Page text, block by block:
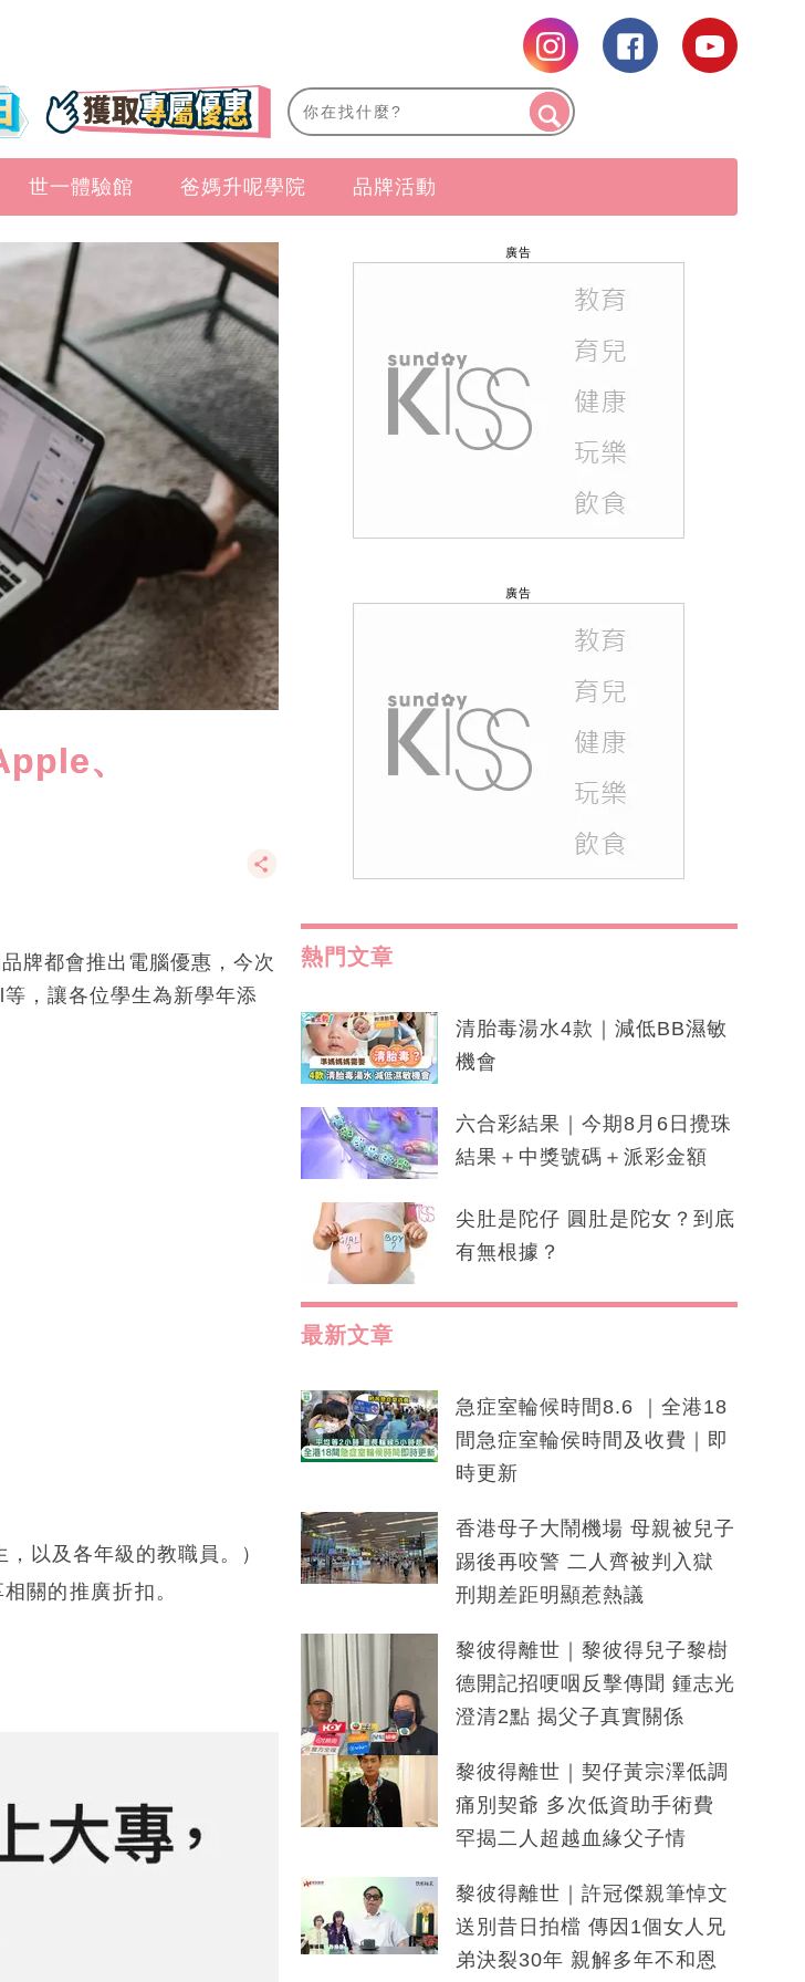
世一體驗館 爸媽升呢學院 品牌活動
、
牌都會推出電腦優惠，今次
，讓各位學生為新學年添
以及各年級的教職員。）
關的⁠推廣⁠折⁠扣。
廣告
廣告
熱門文章
清胎毒湯水4款｜減低BB濕敏
機會
六合彩結果｜今期8月6日攪珠
結果＋中獎號碼＋派彩金額
尖肚是陀仔 圓肚是陀女？到底
有無根據？
最新文章
急症室輪候時間8.6 ｜全港18
間急症室輪侯時間及收費｜即
時更新
香港母子大鬧機場 母親被兒子
踢後再咬警 二人齊被判入獄
刑期差距明顯惹熱議
黎彼得離世｜黎彼得兒子黎樹
德開記招哽咽反擊傳聞 鍾志光
澄清2點 揭父子真實關係
黎彼得離世｜契仔黃宗澤低調
痛別契爺 多次低資助手術費
罕揭二人超越血緣父子情
黎彼得離世｜許冠傑親筆悼文
送別昔日拍檔 傳因1個女人兄
弟決裂30年 親解多年不和恩